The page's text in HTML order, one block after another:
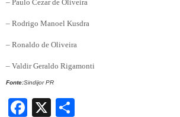
– Paulo Cezar de Oliveira
– Rodrigo Manoel Kusdra
– Ronaldo de Oliveira
– Valdir Geraldo Rigamonti
Fonte:Sindijor PR
Facebook
X